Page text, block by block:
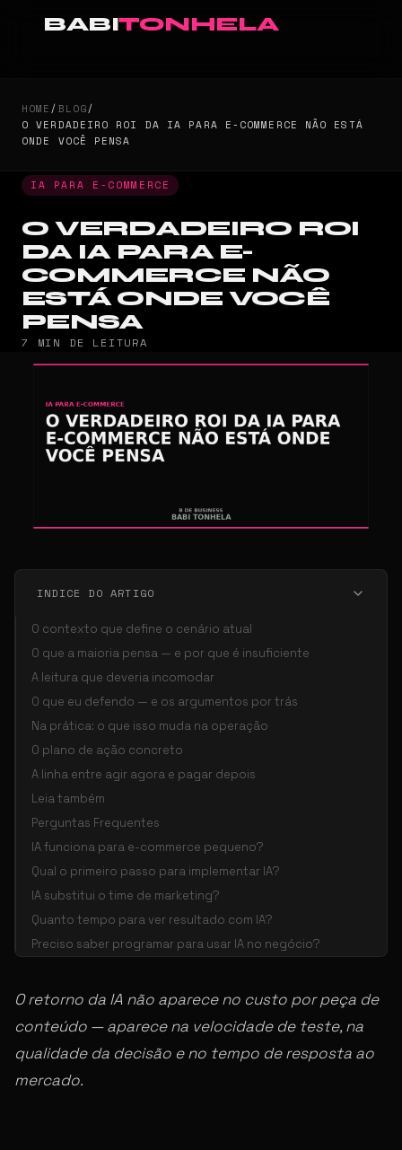
BABITONHELA
HOME/BLOG/
O VERDADEIRO ROI DA IA PARA E-COMMERCE NÃO ESTÁ
ONDE VOCÊ PENSA
IA PARA E-COMMERCE
O VERDADEIRO ROI
DA IA PARA E-
COMMERCE NÃO
ESTÁ ONDE VOCÊ
PENSA
7 MIN DE LEITURA
INDICE DO ARTIGO
O contexto que define o cenário atual
O que a maioria pensa — e por que é insuficiente
A leitura que deveria incomodar
O que eu defendo — e os argumentos por trás
Na prática: o que isso muda na operação
O plano de ação concreto
A linha entre agir agora e pagar depois
Leia também
Perguntas Frequentes
IA funciona para e-commerce pequeno?
Qual o primeiro passo para implementar IA?
IA substitui o time de marketing?
Quanto tempo para ver resultado com IA?
Preciso saber programar para usar IA no negócio?
O retorno da IA não aparece no custo por peça de
conteúdo — aparece na velocidade de teste, na
qualidade da decisão e no tempo de resposta ao
mercado.